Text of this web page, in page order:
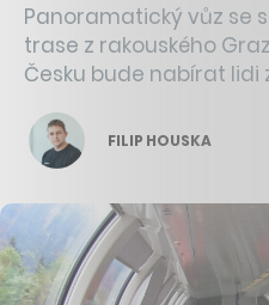
Panoramatický vůz se
trase z rakouského
Česku bude nabírat lidi
FILIP HOUSKA